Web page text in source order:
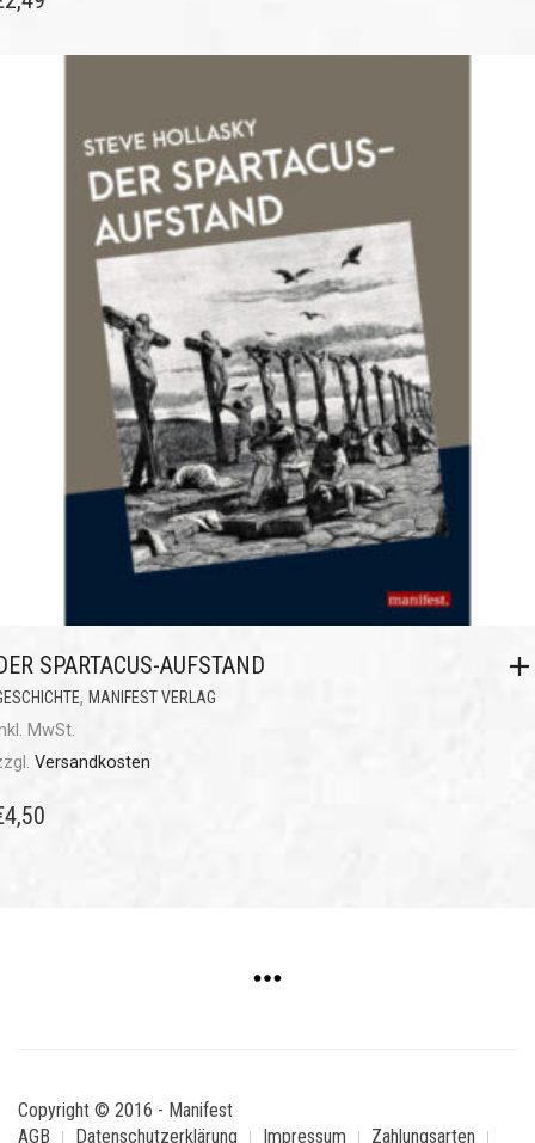
SPARTACUS-AUFSTAND
, MANIFEST VERLAG
MwSt.
Versandkosten
4,50
Copyright © 2016 - Manifest
AGB
Datenschutzerklärung Impressum Zahlungsarten